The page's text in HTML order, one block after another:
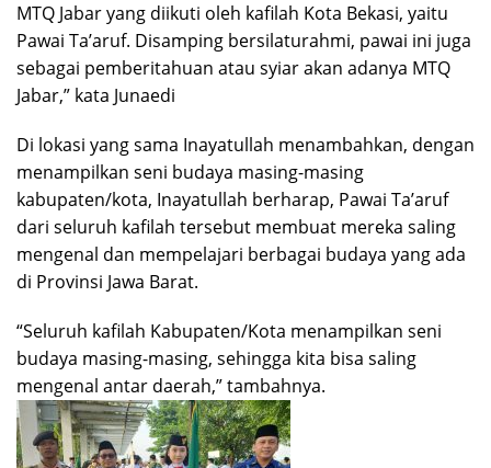
MTQ Jabar yang diikuti oleh kafilah Kota Bekasi, yaitu
Pawai Ta’aruf. Disamping bersilaturahmi, pawai ini juga
sebagai pemberitahuan atau syiar akan adanya MTQ
Jabar,” kata Junaedi
Di lokasi yang sama Inayatullah menambahkan, dengan
menampilkan seni budaya masing-masing
kabupaten/kota, Inayatullah berharap, Pawai Ta’aruf
dari seluruh kafilah tersebut membuat mereka saling
mengenal dan mempelajari berbagai budaya yang ada
di Provinsi Jawa Barat.
“Seluruh kafilah Kabupaten/Kota menampilkan seni
budaya masing-masing, sehingga kita bisa saling
mengenal antar daerah,” tambahnya.